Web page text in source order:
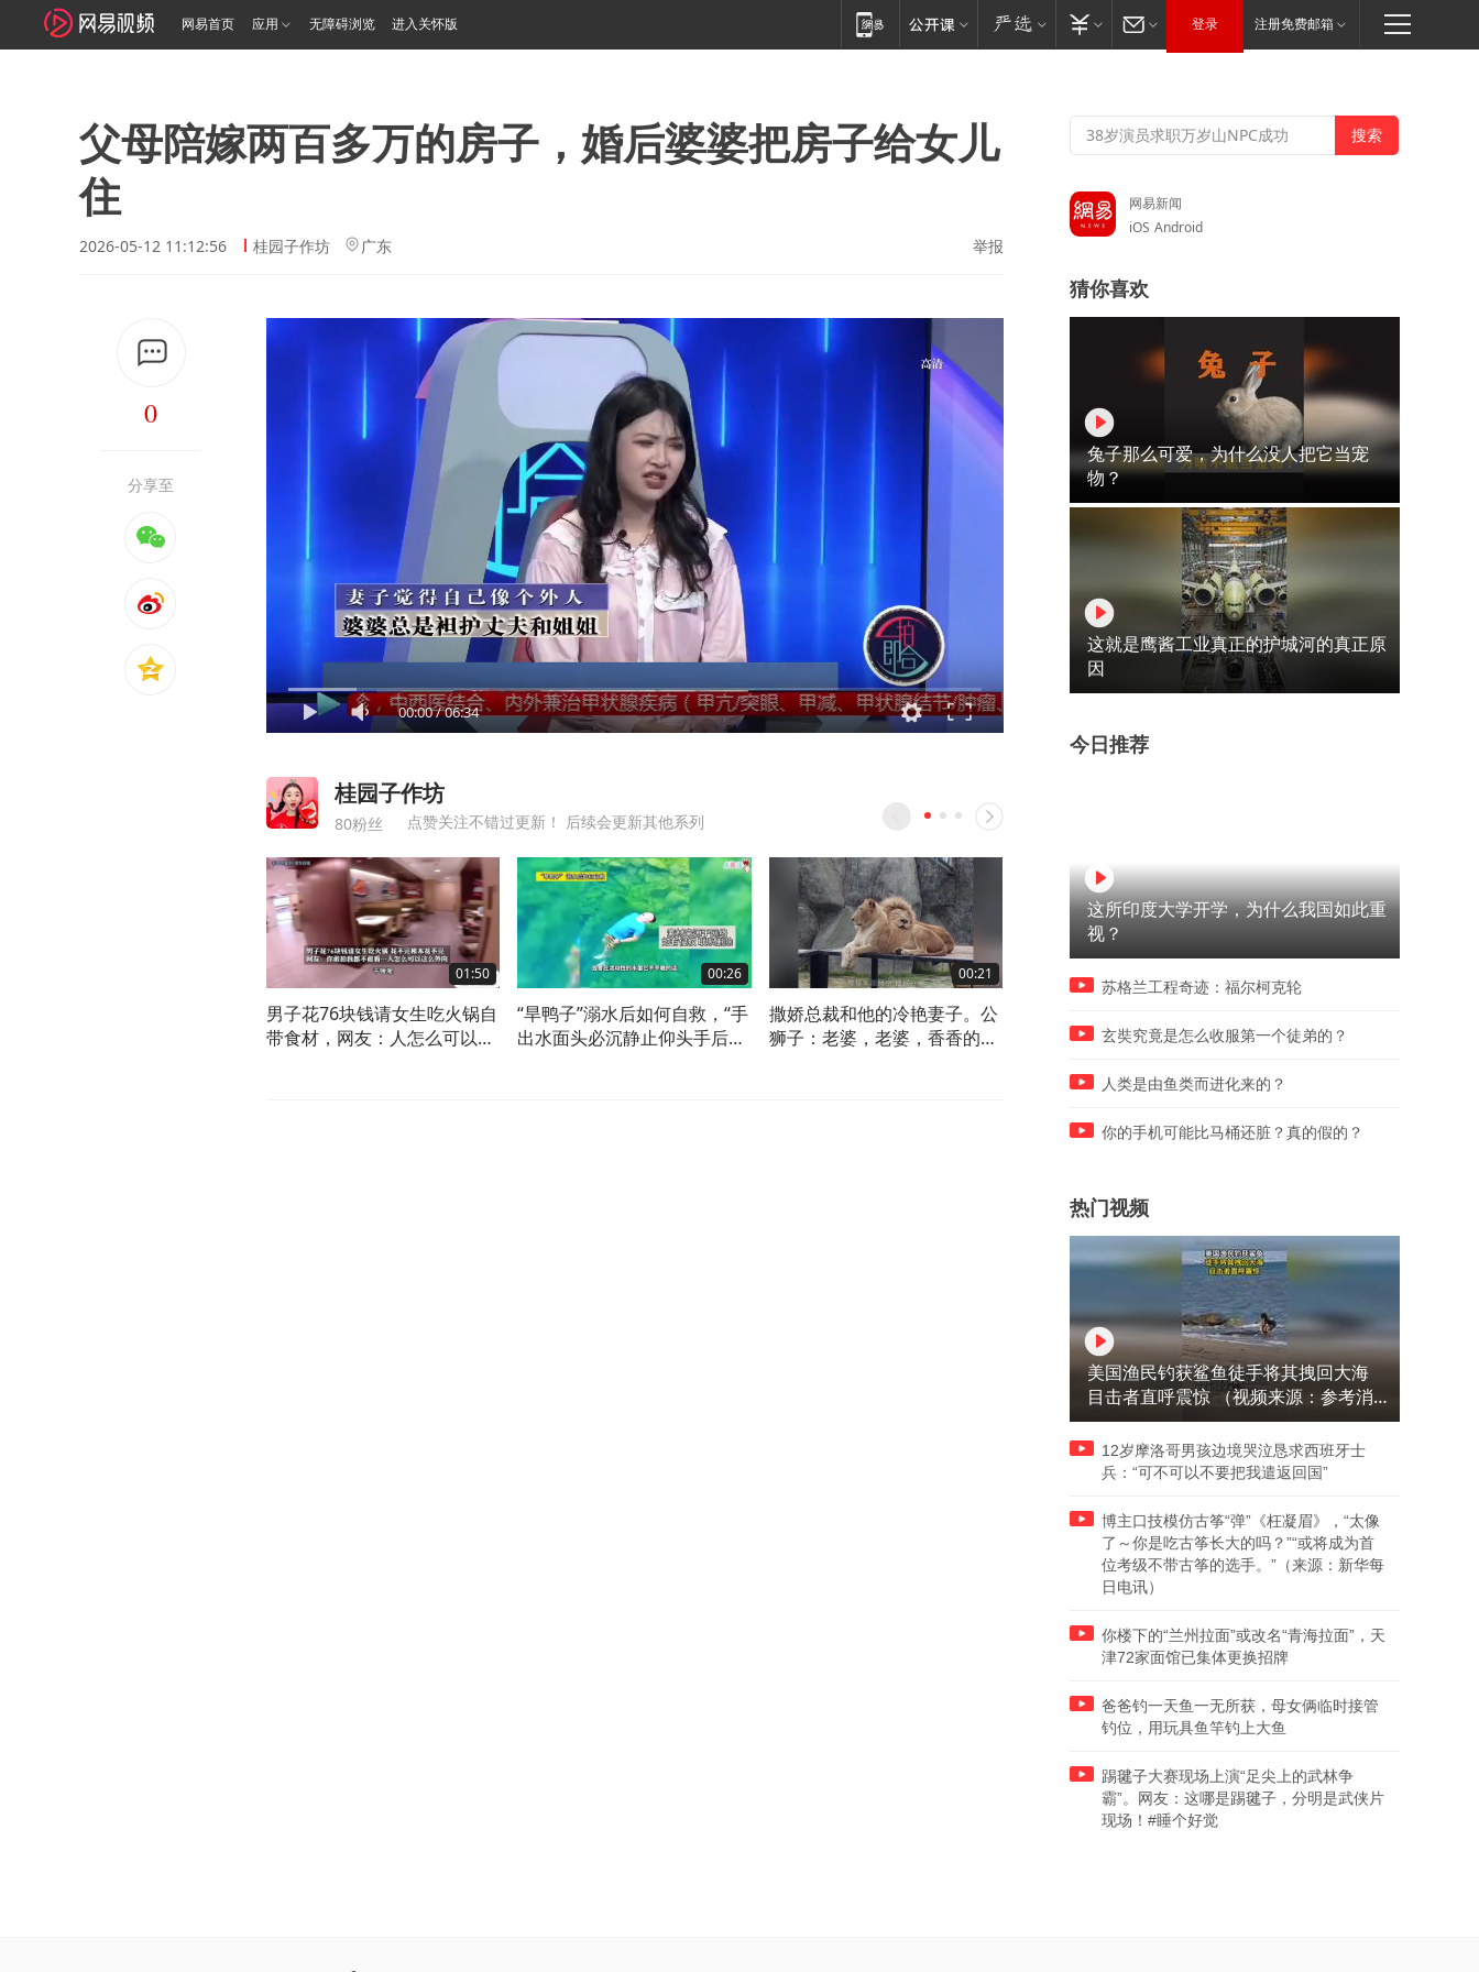
网易首页 应用 无障碍浏览 进入关怀版 登录 注册免费邮箱
父母陪嫁两百多万的房子，婚后婆婆把房子给女儿
住
2026-05-12 11:12:56 桂园子作坊 广东 举报
0
分享至
00:00/06:34
桂园子作坊
80粉丝 点赞关注不错过更新！ 后续会更新其他系列
01:50
男子花76块钱请女生吃火锅自
带食材，网友：人怎么可以这
00:26
“旱鸭子”溺水后如何自救，“手
出水面头必沉静止仰头手后
00:21
撒娇总裁和他的冷艳妻子。公
狮子：老婆，老婆，香香的老
瞬间被徐峥折服，真是无所
网易新闻
iOS Android
猜你喜欢
兔子那么可爱，为什么没人把它当宠
物？
这就是鹰酱工业真正的护城河的真正原
因
今日推荐
这所印度大学开学，为什么我国如此重
视？
苏格兰工程奇迹：福尔柯克轮
玄奘究竟是怎么收服第一个徒弟的？
人类是由鱼类而进化来的？
你的手机可能比马桶还脏？真的假的？
热门视频
美国渔民钓获鲨鱼徒手将其拽回大海
目击者直呼震惊 （视频来源：参考消
息）
12岁摩洛哥男孩边境哭泣恳求西班牙士
兵：“可不可以不要把我遣返回国”
博主口技模仿古筝“弹”《枉凝眉》，“太像
了～你是吃古筝长大的吗？”“或将成为首
位考级不带古筝的选手。”（来源：新华每
日电讯）
你楼下的“兰州拉面”或改名“青海拉面”，天
津72家面馆已集体更换招牌
爸爸钓一天鱼一无所获，母女俩临时接管
钓位，用玩具鱼竿钓上大鱼
踢毽子大赛现场上演“足尖上的武林争
霸”。网友：这哪是踢毽子，分明是武侠片
现场！#睡个好觉